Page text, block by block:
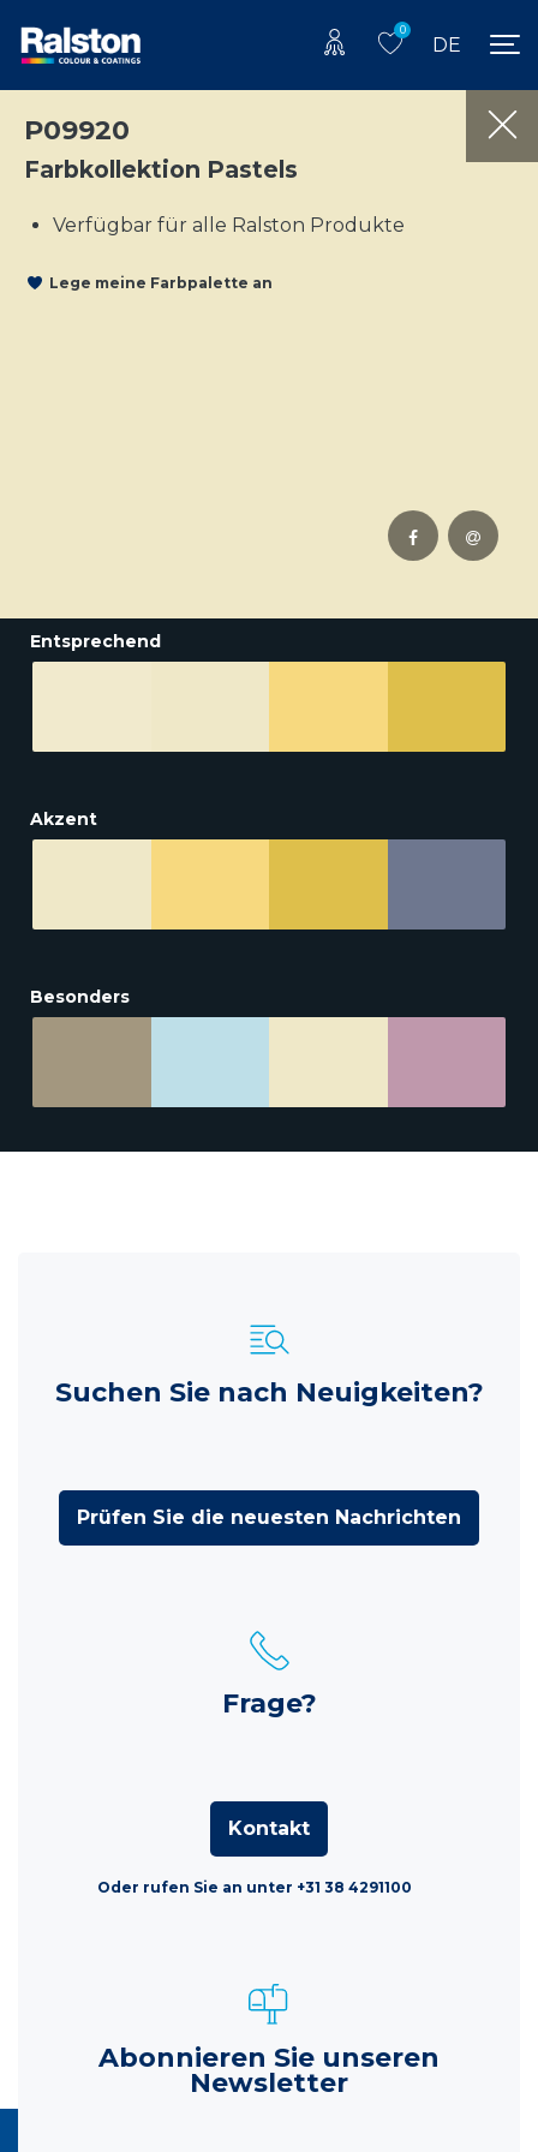
0
DE
P09920
Farbkollektion Pastels
Verfügbar für alle Ralston Produkte
Lege meine Farbpalette an
Entsprechend
Akzent
Besonders
Suchen Sie nach Neuigkeiten?
Prüfen Sie die neuesten Nachrichten
Frage?
Kontakt
Oder rufen Sie an unter +31 38 4291100
Abonnieren Sie unseren
Newsletter